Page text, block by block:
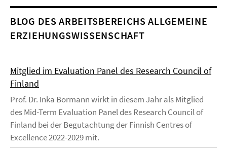
BLOG DES ARBEITSBEREICHS ALLGEMEINE
ERZIEHUNGSWISSENSCHAFT
Mitglied im Evaluation Panel des Research Council of
Finland
Prof. Dr. Inka Bormann wirkt in diesem Jahr als Mitglied
des Mid-Term Evaluation Panel des Research Council of
Finland bei der Begutachtung der Finnish Centres of
Excellence 2022-2029 mit.